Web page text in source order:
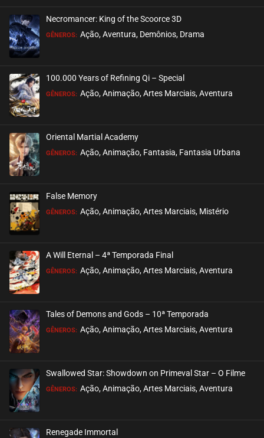
Necromancer: King of the Scoorce 3D
GÊNEROS: Ação, Aventura, Demônios, Drama
100.000 Years of Refining Qi – Special
GÊNEROS: Ação, Animação, Artes Marciais, Aventura
Oriental Martial Academy
GÊNEROS: Ação, Animação, Fantasia, Fantasia Urbana
False Memory
GÊNEROS: Ação, Animação, Artes Marciais, Mistério
A Will Eternal – 4ª Temporada Final
GÊNEROS: Ação, Animação, Artes Marciais, Aventura
Tales of Demons and Gods – 10ª Temporada
GÊNEROS: Ação, Animação, Artes Marciais, Aventura
Swallowed Star: Showdown on Primeval Star – O Filme
GÊNEROS: Ação, Animação, Artes Marciais, Aventura
Renegade Immortal